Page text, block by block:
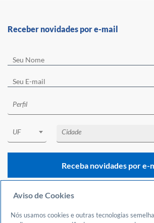
Receber novidades por e-mail
Perfil
UF Cidade
Receba novidades por e-
Aviso de Cookies
Nós usamos cookies e outras tecnologias